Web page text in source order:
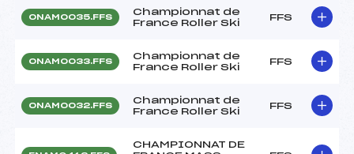
ONAM0035.FFS
Championnat de
France Roller Ski
FFS
ONAM0033.FFS
Championnat de
France Roller Ski
FFS
ONAM0032.FFS
Championnat de
France Roller Ski
FFS
CHAMPIONNAT DE